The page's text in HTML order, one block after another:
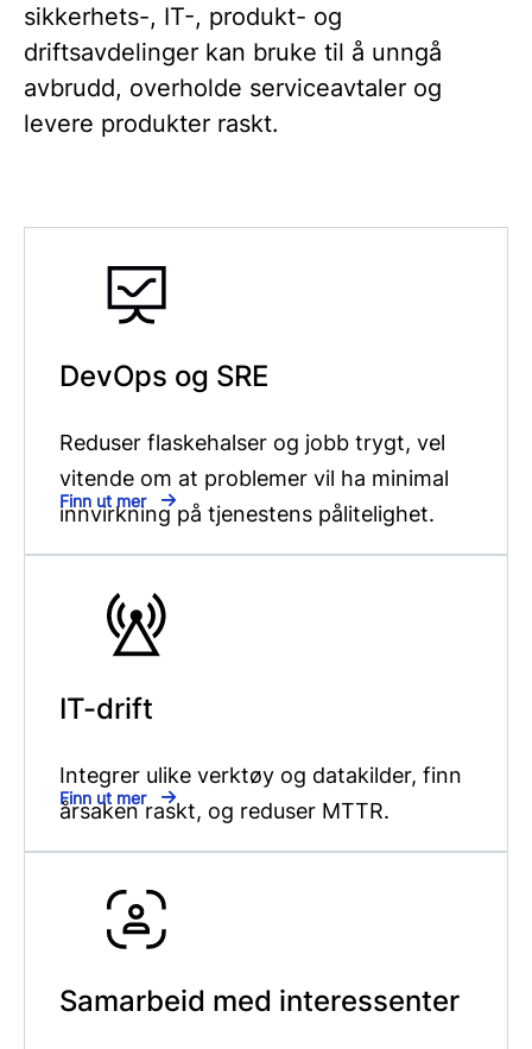
sikkerhets-, IT-, produkt- og
driftsavdelinger kan bruke til å unngå
avbrudd, overholde serviceavtaler og
levere produkter raskt.
DevOps og SRE
Reduser flaskehalser og jobb trygt, vel
vitende om at problemer vil ha minimal
innvirkning på tjenestens pålitelighet.
Finn ut mer
IT-drift
Integrer ulike verktøy og datakilder, finn
årsaken raskt, og reduser MTTR.
Finn ut mer
Samarbeid med interessenter